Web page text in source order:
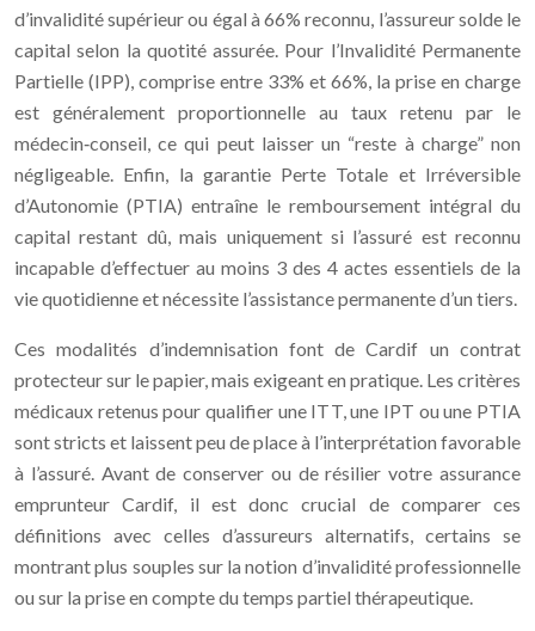
d’invalidité supérieur ou égal à 66% reconnu, l’assureur solde le
capital selon la quotité assurée. Pour l’Invalidité Permanente
Partielle (IPP), comprise entre 33% et 66%, la prise en charge
est généralement proportionnelle au taux retenu par le
médecin‑conseil, ce qui peut laisser un “reste à charge” non
négligeable. Enfin, la garantie Perte Totale et Irréversible
d’Autonomie (PTIA) entraîne le remboursement intégral du
capital restant dû, mais uniquement si l’assuré est reconnu
incapable d’effectuer au moins 3 des 4 actes essentiels de la
vie quotidienne et nécessite l’assistance permanente d’un tiers.
Ces modalités d’indemnisation font de Cardif un contrat
protecteur sur le papier, mais exigeant en pratique. Les critères
médicaux retenus pour qualifier une ITT, une IPT ou une PTIA
sont stricts et laissent peu de place à l’interprétation favorable
à l’assuré. Avant de conserver ou de résilier votre assurance
emprunteur Cardif, il est donc crucial de comparer ces
définitions avec celles d’assureurs alternatifs, certains se
montrant plus souples sur la notion d’invalidité professionnelle
ou sur la prise en compte du temps partiel thérapeutique.